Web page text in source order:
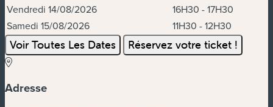
Vendredi 14/08/2026
16H30 - 17H30
Samedi 15/08/2026
11H30 - 12H30
Voir Toutes Les Dates Réservez votre ticket !
Adresse